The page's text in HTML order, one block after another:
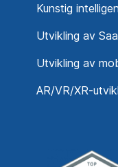
Kunstig
Utvikling av
Utvikling av
AR/VR/XR-